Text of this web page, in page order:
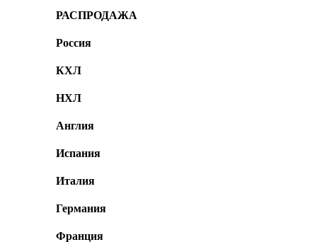
РАСПРОДАЖА
Россия
КХЛ
НХЛ
Англия
Испания
Италия
Германия
Франция